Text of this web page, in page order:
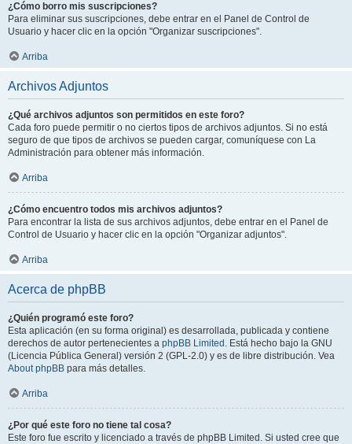
¿Cómo borro mis suscripciones?
Para eliminar sus suscripciones, debe entrar en el Panel de Control de
Usuario y hacer clic en la opción "Organizar suscripciones".
Arriba
Archivos Adjuntos
¿Qué archivos adjuntos son permitidos en este foro?
Cada foro puede permitir o no ciertos tipos de archivos adjuntos. Si no está
seguro de que tipos de archivos se pueden cargar, comuníquese con La
Administración para obtener más información.
Arriba
¿Cómo encuentro todos mis archivos adjuntos?
Para encontrar la lista de sus archivos adjuntos, debe entrar en el Panel de
Control de Usuario y hacer clic en la opción "Organizar adjuntos".
Arriba
Acerca de phpBB
¿Quién programó este foro?
Esta aplicación (en su forma original) es desarrollada, publicada y contiene
derechos de autor pertenecientes a phpBB Limited . Está hecho bajo la GNU
(Licencia Pública General) versión 2 (GPL-2.0) y es de libre distribución. Vea
About phpBB para más detalles.
Arriba
¿Por qué este foro no tiene tal cosa?
Este foro fue escrito y licenciado a través de phpBB Limited. Si usted cree que